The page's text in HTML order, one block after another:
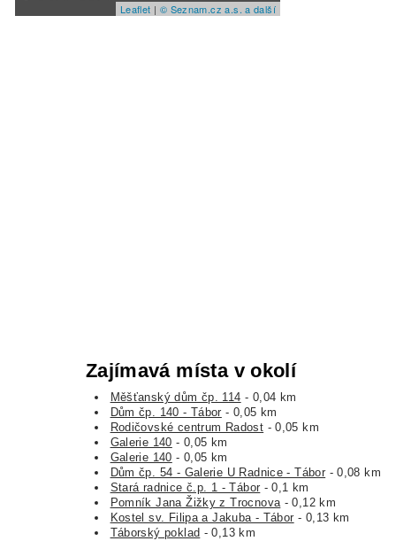
Leaflet | © Seznam.cz a.s. a další
Zajímavá místa v okolí
Měšťanský dům čp. 114 - 0,04 km
Dům čp. 140 - Tábor - 0,05 km
Rodičovské centrum Radost - 0,05 km
Galerie 140 - 0,05 km
Galerie 140 - 0,05 km
Dům čp. 54 - Galerie U Radnice - Tábor - 0,08 km
Stará radnice č.p. 1 - Tábor - 0,1 km
Pomník Jana Žižky z Trocnova- 0,12 km
Kostel sv. Filipa a Jakuba - Tábor - 0,13 km
Táborský poklad - 0,13 km